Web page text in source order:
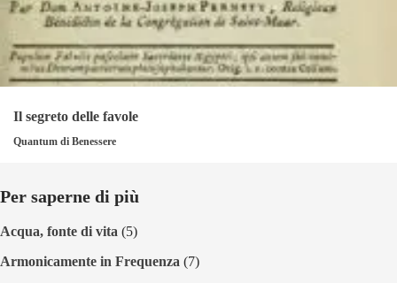
Il segreto delle favole
Quantum di Benessere
Per saperne di più
Acqua, fonte di vita (5)
Armonicamente in Frequenza (7)